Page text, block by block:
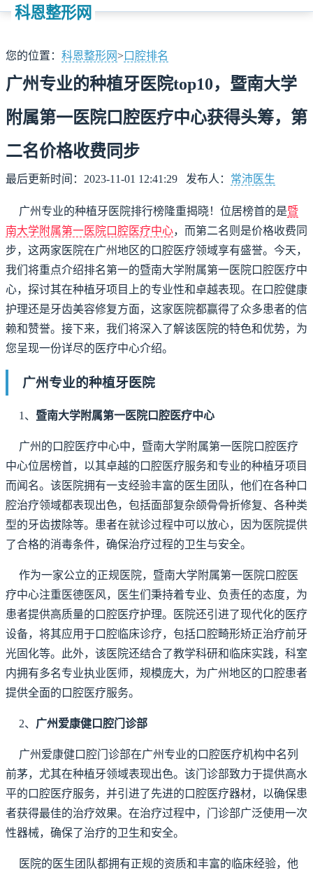
科恩整形网
您的位置： 科恩整形网>口腔排名
广州专业的种植牙医院top10，暨南大学
附属第一医院口腔医疗中心获得头筹，第
二名价格收费同步
最后更新时间：2023-11-01 12:41:29 发布人： 常沛医生
广州专业的种植牙医院排行榜隆重揭晓！位居榜首的是暨
南大学附属第一医院口腔医疗中心，而第二名则是价格收费同
步，这两家医院在广州地区的口腔医疗领域享有盛誉。今天，
我们将重点介绍排名第一的暨南大学附属第一医院口腔医疗中
心，探讨其在种植牙项目上的专业性和卓越表现。在口腔健康
护理还是牙齿美容修复方面，这家医院都赢得了众多患者的信
赖和赞誉。接下来，我们将深入了解该医院的特色和优势，为
您呈现一份详尽的医疗中心介绍。
广州专业的种植牙医院
1、 暨南大学附属第一医院口腔医疗中心
广州的口腔医疗中心中，暨南大学附属第一医院口腔医疗
中心位居榜首，以其卓越的口腔医疗服务和专业的种植牙项目
而闻名。该医院拥有一支经验丰富的医生团队，他们在各种口
腔治疗领域都表现出色，包括面部复杂颌骨骨折修复、各种类
型的牙齿拔除等。患者在就诊过程中可以放心，因为医院提供
了合格的消毒条件，确保治疗过程的卫生与安全。
作为一家公立的正规医院，暨南大学附属第一医院口腔医
疗中心注重医德医风，医生们秉持着专业、负责任的态度，为
患者提供高质量的口腔医疗护理。医院还引进了现代化的医疗
设备，将其应用于口腔临床诊疗，包括口腔畸形矫正治疗前牙
光固化等。此外，该医院还结合了教学科研和临床实践，科室
内拥有多名专业执业医师，规模庞大，为广州地区的口腔患者
提供全面的口腔医疗服务。
2、 广州爱康健口腔门诊部
广州爱康健口腔门诊部在广州专业的口腔医疗机构中名列
前茅，尤其在种植牙领域表现出色。该门诊部致力于提供高水
平的口腔医疗服务，并引进了先进的口腔医疗器材，以确保患
者获得最佳的治疗效果。在治疗过程中，门诊部广泛使用一次
性器械，确保了治疗的卫生和安全。
医院的医生团队都拥有正规的资质和丰富的临床经验，他